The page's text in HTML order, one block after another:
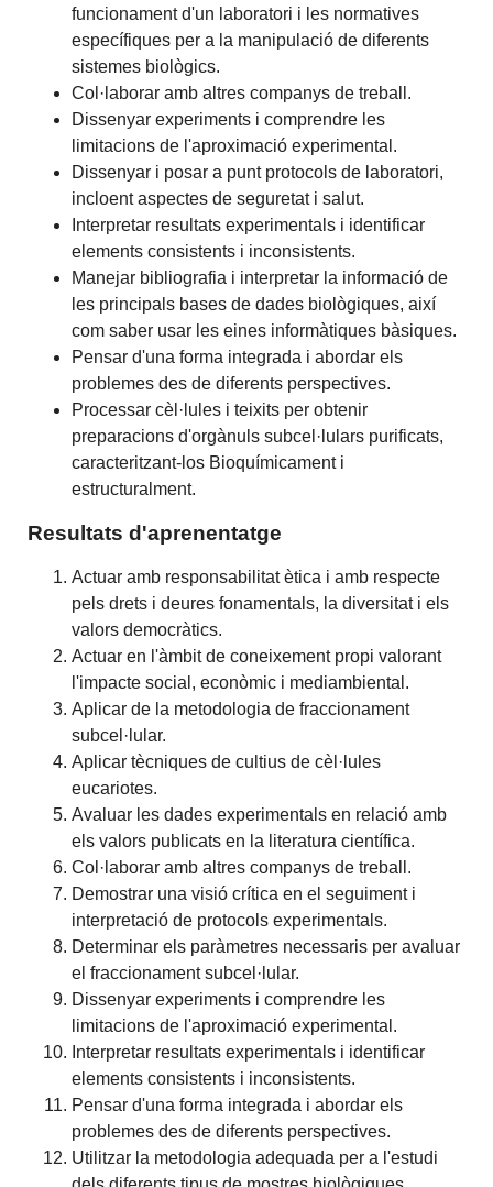
funcionament d'un laboratori i les normatives
específiques per a la manipulació de diferents
sistemes biològics.
Col·laborar amb altres companys de treball.
Dissenyar experiments i comprendre les
limitacions de l'aproximació experimental.
Dissenyar i posar a punt protocols de laboratori,
incloent aspectes de seguretat i salut.
Interpretar resultats experimentals i identificar
elements consistents i inconsistents.
Manejar bibliografia i interpretar la informació de
les principals bases de dades biològiques, així
com saber usar les eines informàtiques bàsiques.
Pensar d'una forma integrada i abordar els
problemes des de diferents perspectives.
Processar cèl·lules i teixits per obtenir
preparacions d'orgànuls subcel·lulars purificats,
caracteritzant-los Bioquímicament i
estructuralment.
Resultats d'aprenentatge
Actuar amb responsabilitat ètica i amb respecte
pels drets i deures fonamentals, la diversitat i els
valors democràtics.
Actuar en l'àmbit de coneixement propi valorant
l'impacte social, econòmic i mediambiental.
Aplicar de la metodologia de fraccionament
subcel·lular.
Aplicar tècniques de cultius de cèl·lules
eucariotes.
Avaluar les dades experimentals en relació amb
els valors publicats en la literatura científica.
Col·laborar amb altres companys de treball.
Demostrar una visió crítica en el seguiment i
interpretació de protocols experimentals.
Determinar els paràmetres necessaris per avaluar
el fraccionament subcel·lular.
Dissenyar experiments i comprendre les
limitacions de l'aproximació experimental.
Interpretar resultats experimentals i identificar
elements consistents i inconsistents.
Pensar d'una forma integrada i abordar els
problemes des de diferents perspectives.
Utilitzar la metodologia adequada per a l'estudi